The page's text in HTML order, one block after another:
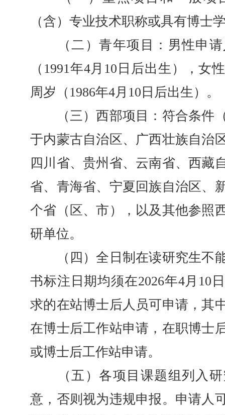
（含）专业技术职称或具有博士
（二）青年项目：男性申请
（1991年4月10日后出生），女
周岁（1986年4月10日后出生）。
（三）西部项目：符合条件
于内蒙古自治区、广西壮族自治
四川省、贵州省、云南省、西藏
省、青海省、宁夏回族自治区、
个省（区、市），以及其他参照
研单位。
（四）全日制在读研究生不
书标注日期均须在2026年4月10
求的在站博士后人员可申请，其
在博士后工作站申请，在职博士
或博士后工作站申请。
（五）各项目课题组列入研
意，否则视为违规申报。申请人